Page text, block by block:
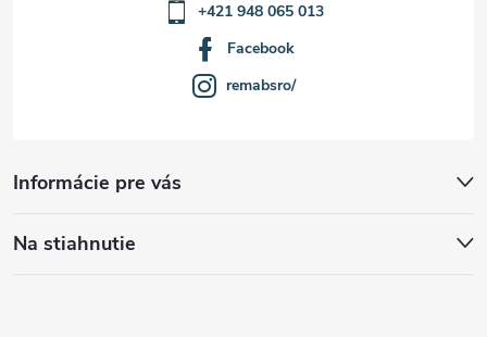
Informácie pre vás
Na stiahnutie
+421 948 065 013
Facebook
remabsro/